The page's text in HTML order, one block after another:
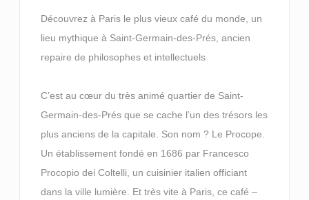
Découvrez à Paris le plus vieux café du monde, un
lieu mythique à Saint-Germain-des-Prés, ancien
repaire de philosophes et intellectuels
C’est au cœur du très animé quartier de Saint-
Germain-des-Prés que se cache l’un des trésors les
plus anciens de la capitale. Son nom ? Le Procope.
Un établissement fondé en 1686 par Francesco
Procopio dei Coltelli, un cuisinier italien officiant
dans la ville lumière. Et très vite à Paris, ce café –